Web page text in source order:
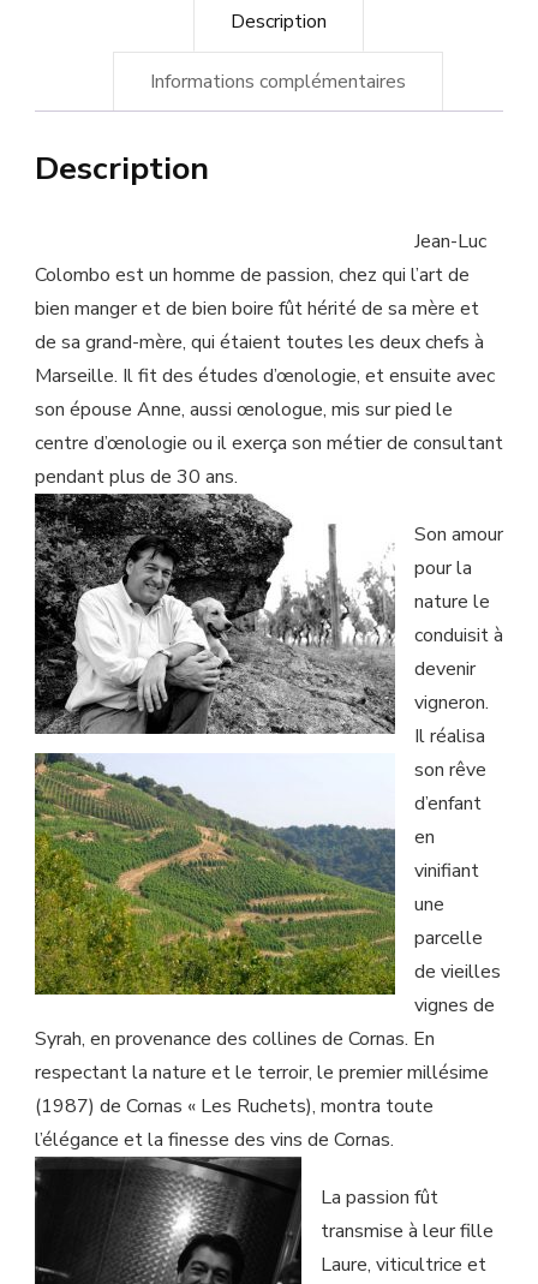
Colombo
Description
Informations complémentaires
Description
Jean-Luc
Colombo est un homme de passion, chez qui l’art de
bien manger et de bien boire fût hérité de sa mère et
de sa grand-mère, qui étaient toutes les deux chefs à
Marseille. Il fit des études d’œnologie, et ensuite avec
son épouse Anne, aussi œnologue, mis sur pied le
centre d’œnologie ou il exerça son métier de consultant
pendant plus de 30 ans.
Son amour
pour la
nature le
conduisit à
devenir
vigneron.
Il réalisa
son rêve
d’enfant
en
vinifiant
une
parcelle
de vieilles
vignes de
Syrah, en provenance des collines de Cornas. En
respectant la nature et le terroir, le premier millésime
(1987) de Cornas « Les Ruchets), montra toute
l’élégance et la finesse des vins de Cornas.
La passion fût
transmise à leur fille
Laure, viticultrice et